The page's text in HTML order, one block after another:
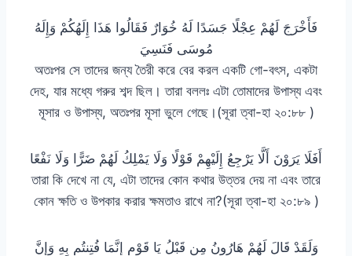
فَأَخْرَجَ لَهُمْ عِجْلًا جَسَدًا لَهُ خُوَارٌ فَقَالُوا هَذَا إِلَهُكُمْ وَإِلَهُ
مُوسَى فَنَسِيَ
অতঃপর সে তাদের জন্য তৈরী করে বের করল একটি গো-বৎস, একটা
দেহ, যার মধ্যে গরুর শব্দ ছিল। তারা বললঃ এটা তোমাদের উপাস্য এবং
মূসার ও উপাস্য, অতঃপর মূসা ভুলে গেছে।(সূরা ত্বা-হা ২০:৮৮ )
أَفَلَا يَرَوْنَ أَلَّا يَرْجِعُ إِلَيْهِمْ قَوْلًا وَلَا يَمْلِكُ لَهُمْ ضَرًّا وَلَا نَفْعًا
তারা কি দেখে না যে, এটা তাদের কোন কথার উত্তর দেয় না এবং তারে
কোন ক্ষতি ও উপকার করার ক্ষমতাও রাখে না?(সূরা ত্বা-হা ২০:৮৯ )
وَلَقَدْ قَالَ لَهُمْ هَارُونُ مِن قَبْلُ يَا قَوْمِ إِنَّمَا فُتِنتُم بِهِ وَإِنَّ